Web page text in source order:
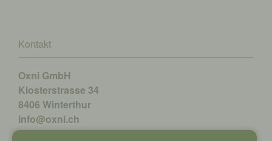
Kontakt
Oxni GmbH
Klosterstrasse 34
8406 Winterthur
info@oxni.ch
+41 52 551 00 40